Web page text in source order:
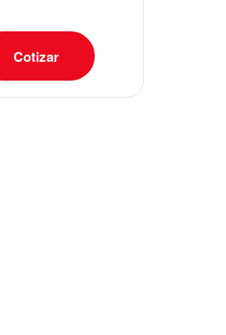
Cotizar